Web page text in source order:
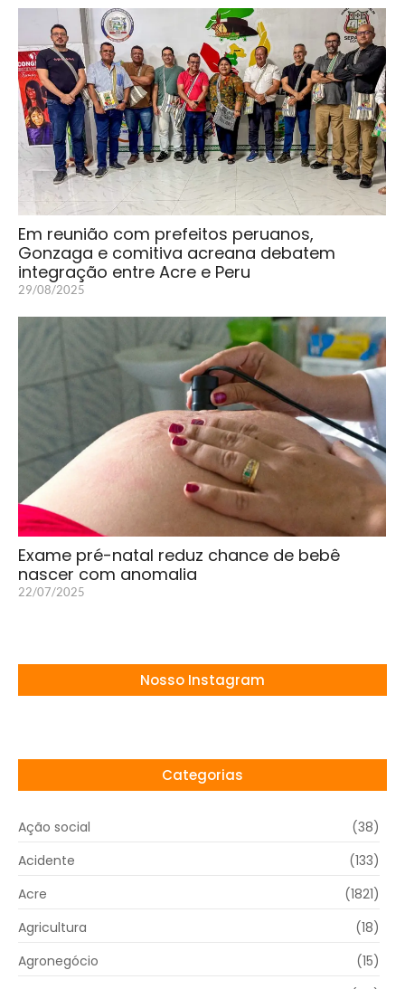
Em reunião com prefeitos peruanos,
Gonzaga e comitiva acreana debatem
integração entre Acre e Peru
29/08/2025
Exame pré-natal reduz chance de bebê
nascer com anomalia
22/07/2025
Nosso Instagram
Categorias
Ação social
(38)
Acidente
(133)
Acre
(1821)
Agricultura
(18)
Agronegócio
(15)